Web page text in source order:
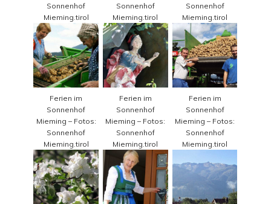
Sonnenhof
Mieming.tirol
Sonnenhof
Mieming.tirol
Sonnenhof
Mieming.tirol
Ferien im
Sonnenhof
Mieming – Fotos:
Sonnenhof
Mieming.tirol
Ferien im
Sonnenhof
Mieming – Fotos:
Sonnenhof
Mieming.tirol
Ferien im
Sonnenhof
Mieming – Fotos:
Sonnenhof
Mieming.tirol